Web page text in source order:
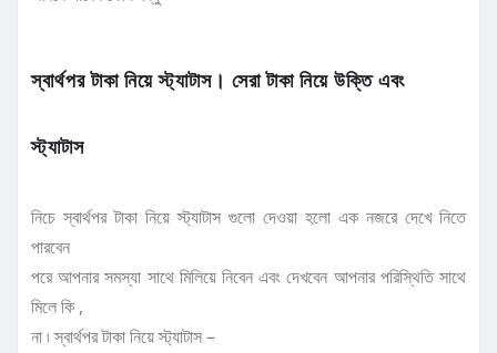
স্বার্থপর টাকা নিয়ে স্ট্যাটাস। সেরা টাকা নিয়ে উক্তি এবং
স্ট্যাটাস
নিচে স্বার্থপর টাকা নিয়ে স্ট্যাটাস গুলো দেওয়া হলো এক নজরে দেখে নিতে
পারবেন
পরে আপনার সমস্যা সাথে মিলিয়ে নিবেন এবং দেখবেন আপনার পরিস্থিতি সাথে
মিলে কি ,
না ৷ স্বার্থপর টাকা নিয়ে স্ট্যাটাস –